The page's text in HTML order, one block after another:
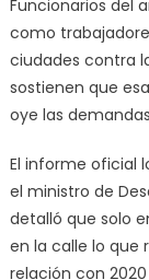
Funcionarios del
como
ciudades contra
sostienen que
oye las
El informe oficial
el ministro de
detalló que solo
en la calle lo que
relación con 2020